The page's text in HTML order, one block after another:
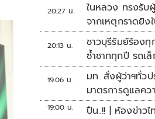
20:27 น.
ในหลวง ทรงรับ
จากเหตุกราดยิง
พระบรมราชานุเค
20:13 น.
ชาวบุรีรัมย์ร้อง
ซ้ำซากทุกปี รถเ
งานเร่งแก้ไข
19:06 น.
มท. สั่งผู้ว่าฯทั่ว
มาตรการดูแลค
ศึกษา
19:00 น. ปืน..!! | ห้องข่าว